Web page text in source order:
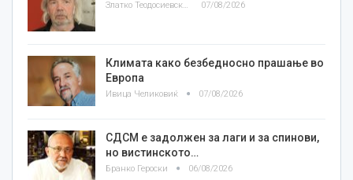
07/08/2026
Климата како безбедносно прашање во
Европа
Ивица Челиковиќ 07/08/2026
СДСМ е задолжен за лаги и за спинови,
но вистинското…
Бранко Героски 06/08/2026